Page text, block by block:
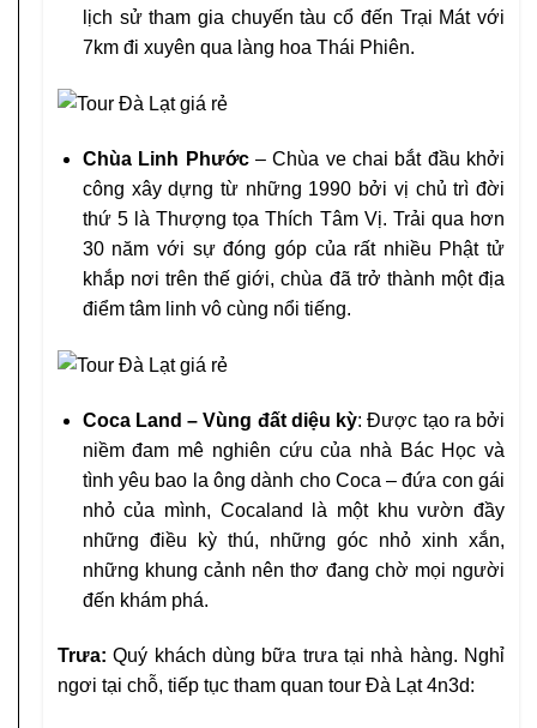
lịch sử tham gia chuyến tàu cổ đến Trại Mát với
7km đi xuyên qua làng hoa Thái Phiên.
Chùa Linh Phước– Chùa ve chai bắt đầu khởi
công xây dựng từ những 1990 bởi vị chủ trì đời
thứ 5 là Thượng tọa Thích Tâm Vị. Trải qua hơn
30 năm với sự đóng góp của rất nhiều Phật tử
khắp nơi trên thế giới, chùa đã trở thành một địa
điểm tâm linh vô cùng nổi tiếng.
Coca Land – Vùng đất diệu kỳ: Được tạo ra bởi
niềm đam mê nghiên cứu của nhà Bác Học và
tình yêu bao la ông dành cho Coca – đứa con gái
nhỏ của mình, Cocaland là một khu vườn đầy
những điều kỳ thú, những góc nhỏ xinh xắn,
những khung cảnh nên thơ đang chờ mọi người
đến khám phá.
Trưa: Quý khách dùng bữa trưa tại nhà hàng. Nghỉ
ngơi tại chỗ, tiếp tục tham quan tour Đà Lạt 4n3d: